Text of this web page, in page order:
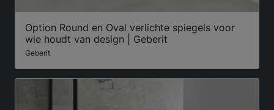
Option Round en Oval verlichte spiegels voor
wie houdt van design | Geberit
Geberit